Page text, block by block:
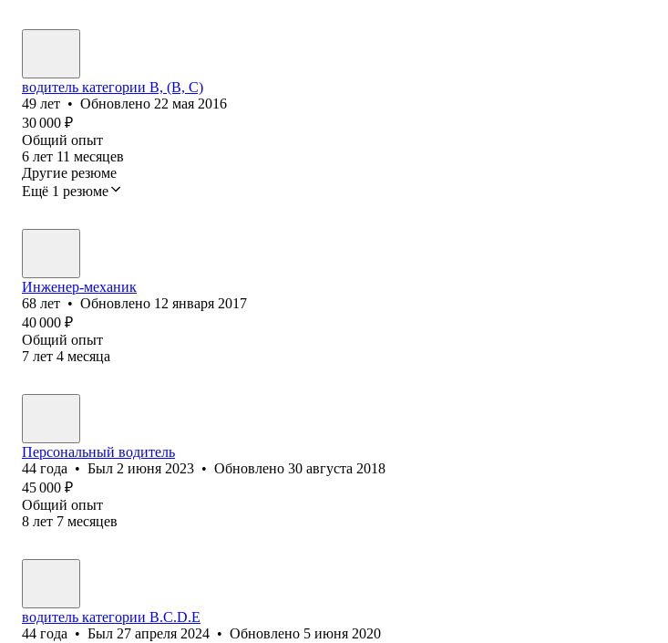
водитель категории В, (В, С)
49 лет • Обновлено 22 мая 2016
30 000 ₽
Общий опыт
6 лет 11 месяцев
Другие резюме
Ещё 1 резюме
Инженер-механик
68 лет • Обновлено 12 января 2017
40 000 ₽
Общий опыт
7 лет 4 месяца
Персональный водитель
44 года • Был 2 июня 2023 • Обновлено 30 августа 2018
45 000 ₽
Общий опыт
8 лет 7 месяцев
водитель категории B.C.D.E
44 года • Был 27 апреля 2024 • Обновлено 5 июня 2020